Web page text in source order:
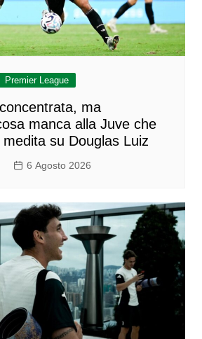
Premier League
ma
manca alla Juve che
medita su Douglas Luiz
6 Agosto 2026